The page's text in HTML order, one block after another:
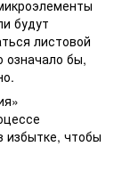
будут
листовой
означало бы,
избытке, чтобы